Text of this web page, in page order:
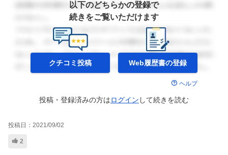
以下のどちらかの登録で
続きをご覧いただけます
クチコミ投稿 Web履歴書の登録
ヘルプ
投稿・登録済みの方はログイン して続きを読む
投稿日： 2021/09/02
2